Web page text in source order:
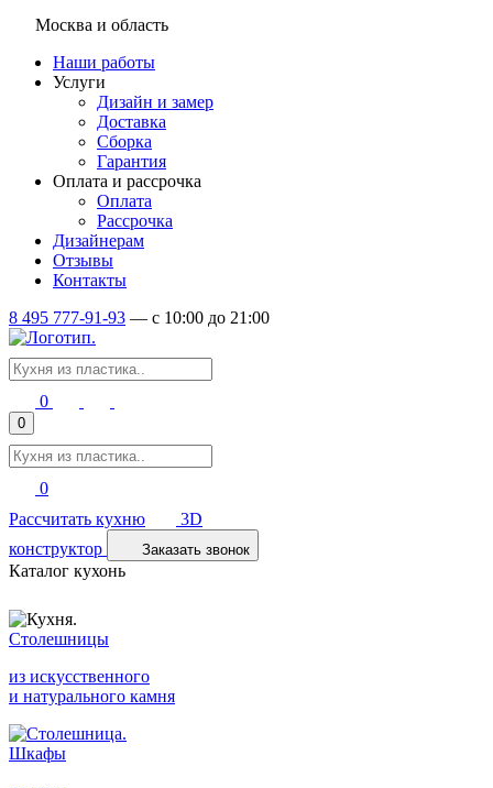
Москва и область
Наши работы
Услуги
Дизайн и замер
Доставка
Сборка
Гарантия
Оплата и рассрочка
Оплата
Рассрочка
Дизайнерам
Отзывы
Контакты
8 495 777-91-93 — c 10:00 до 21:00
0
0
0
Рассчитать кухню
3D
конструктор
Заказать звонок
Каталог кухонь
Столешницы
из искусственного
и натурального камня
Шкафы